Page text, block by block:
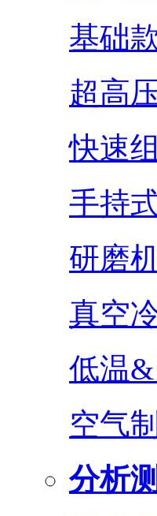
基础
超高
快速
手持
研磨
真空
低温
空气
分析